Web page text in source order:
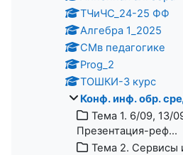
ТЧиЧС_24-25 ФФ
Алгебра 1_2025
СМв педагогике
Prog_2
ТОШКИ-3 курс
Конф. инф. обр.
Тема 1. 6/09, 13/
Презентация-реф...
Тема 2. Сервисы